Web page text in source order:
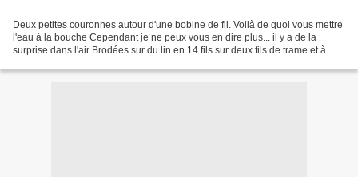
Deux petites couronnes autour d'une bobine de fil. Voilà de quoi vous mettre
l'eau à la bouche Cependant je ne peux vous en dire plus... il y a de la
surprise dans l'air Brodées sur du lin en 14 fils sur deux fils de trame et à